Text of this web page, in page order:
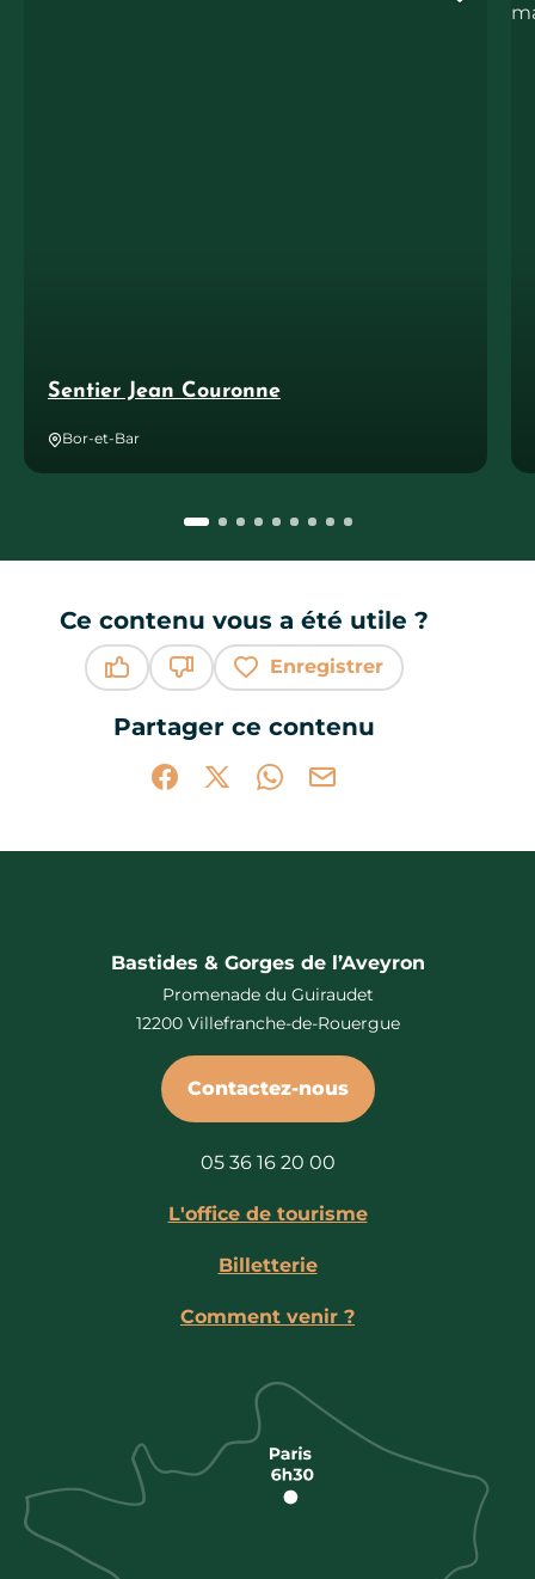
Sentier Jean Couronne
Bor-et-Bar
Ce contenu vous a été utile ?
Enregistrer
Partager ce contenu
Partager sur Facebook (nouvelle
Partager sur X / Twitter (nouvelle
Partager sur WhatsApp
Partager par mail
Bastides & Gorges de l’Aveyron
Promenade du Guiraudet
12200 Villefranche-de-Rouergue
Contactez-nous
05 36 16 20 00
L'office de tourisme
Billetterie
Comment venir ?